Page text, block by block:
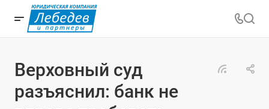
Верховный суд
разъяснил: банк не